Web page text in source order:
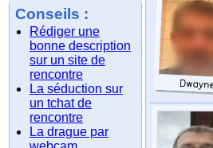
Conseils :
Rédiger une
bonne description
sur un site de
rencontre
La séduction sur
un tchat de
rencontre
La drague par